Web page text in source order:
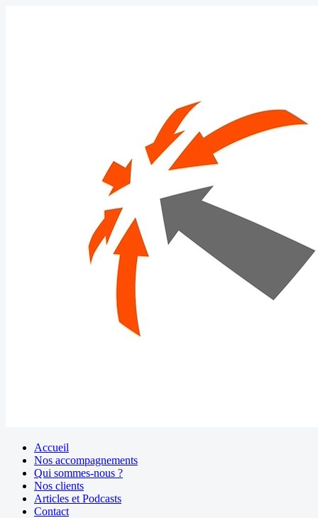
Accueil
Nos accompagnements
Qui sommes-nous ?
Nos clients
Articles et Podcasts
Contact